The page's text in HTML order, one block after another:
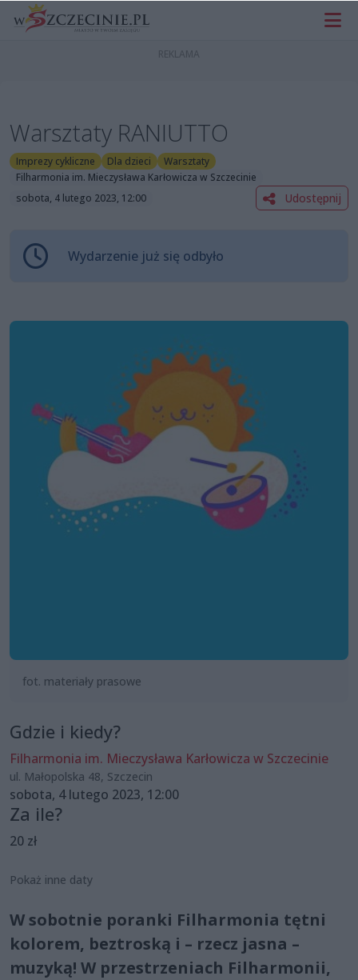
Warsztaty RANIUTTO
Imprezy cykliczne Dla dzieci
Warsztaty
Filharmonia im. Mieczysława Karłowicza w Szczecinie
sobota, 4 lutego 2023, 12:00
Udostępnij
Wydarzenie już się odbyło
fot. materiały prasowe
Gdzie i kiedy?
Filharmonia im. Mieczysława Karłowicza w Szczecinie
ul. Małopolska 48, Szczecin
sobota, 4 lutego 2023, 12:00
Za ile?
20 zł
Pokaż inne daty
W sobotnie poranki Filharmonia tętni
kolorem, beztroską i – rzecz jasna –
muzyką! W przestrzeniach Filharmonii,